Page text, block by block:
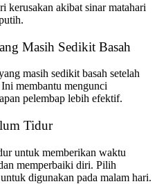
kerusakan akibat sinar matahari
Masih Sedikit Basah
masih sedikit basah setelah
membantu mengunci
pelembap lebih efektif.
Tidur
untuk memberikan waktu
memperbaiki diri. Pilih
digunakan pada malam hari.